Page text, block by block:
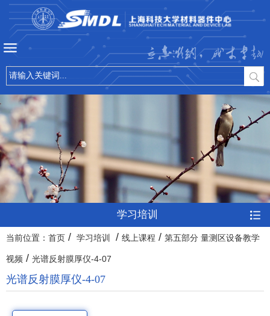
立志微纳，成才卓越
学习培训
当前位置： 首页 / 学习培训 / 线上课程 / 第五部分 量测区设备教学
视频 / 光谱反射膜厚仪-4-07
光谱反射膜厚仪-4-07